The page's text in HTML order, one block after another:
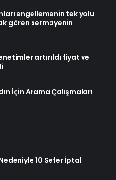
engellemenin tek yolu
gören sermayenin
artırıldı fiyat ve
İçin Arama Çalışmaları
10 Sefer İptal